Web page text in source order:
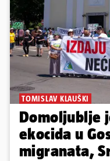
TOMISLAV KLAUŠKI
Domoljublje
ekocida u
migranata,